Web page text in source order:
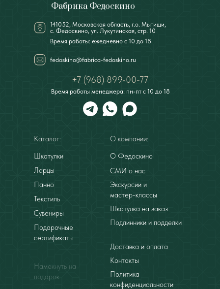
141052, Московская область, г.о. Мытищи,
с. Федоскино, ул. Лукутинская, стр. 10
Фабрика Федоскино
+7 (968) 899-00-77
Время работы: ежедневно с 10 до 18
Время работы менеджера: пн-пт с 10 до 18
Каталог:
Шкатулки
Ларцы
Панно
Текстиль
Сувениры
Подарочные
сертификаты
Намекнуть на
подарок
О компании:
О Федоскино
Контакты
Экскурсии и
мастер-классы
Подлинники и подделки
Доставка и оплата
fedoskino@fabrica-fedoskino.ru
Шкатулка на заказ
Политика
конфиденциальности
СМИ о нас